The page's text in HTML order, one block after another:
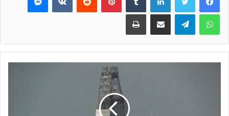
واتساب تيلقرام مشاركة عبر البريد طباعة